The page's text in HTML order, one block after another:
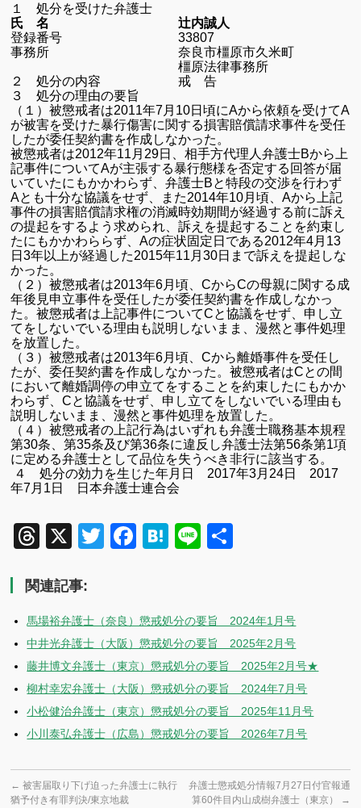
１ 処分を受けた弁護士
氏 名 辻内誠人
登録番号 33807
事務所 奈良市橿原市久米町
橿原法律事務所
２ 処分の内容 戒 告
３ 処分の理由の要旨
（１）被懲戒者は2011年7月10日頃にAから依頼を受けてA
が被害を受けた暴行傷害に関する損害賠償請求事件を受任
したが委任契約書を作成しなかった。
被懲戒者は2012年11月29日、相手方代理人弁護士Bから上
記事件についてAが主張する暴行態様を否定する回答が届
いていたにもかかわらず、弁護士Bと特段の交渉を行わず
Aとも十分な協議をせず、また2014年10月頃、Aから上記
事件の損害賠償請求権の消滅時効期間が経過する前に訴え
の提起をするよう求められ、訴えを提起することを約束し
たにもかかわららず、Aの症状固定日である2012年4月13
日3年以上が経過した2015年11月30日まで訴えを提起しな
かった。
（２）被懲戒者は2013年6月頃、CからCの母親に関する成
年後見申立事件を受任したが委任契約書を作成しなかっ
た。被懲戒者は上記事件についてCと協議をせず、申し立
てをしないでいる理由も説明しないまま、漫然と事件処理
を放置した。
（３）被懲戒者は2013年6月頃、Cから離婚事件を受任し
たが、委任契約書を作成しなかった。被懲戒者はCとの間
において離婚調停の申立てをすることを約束したにもかか
わらず、Cと協議をせず、申し立てをしないでいる理由も
説明しないまま、漫然と事件処理を放置した。
（４）被懲戒者の上記行為はいずれも弁護士職務基本規程
第30条、第35条及び第36条に違反し弁護士法第56条第1項
に定める弁護士として品位を失うべき非行に該当する。
４ 処分の効力を生じた年月日 2017年3月24日 2017
年7月 1 日 日本弁護士連合会
Threads
X Twitter
Facebook
Hatena
Line
関連記事:
馬場裕弁護士（奈良）懲戒処分の要旨 2024年1月号
中井光弁護士（大阪）懲戒処分の要旨 2025年2月号
藤井博文弁護士（東京）懲戒処分の要旨 2025年2月号★
柳村幸宏弁護士（大阪）懲戒処分の要旨 2024年7月号
小松健治弁護士（東京）懲戒処分の要旨 2025年11月号
小川泰弘弁護士（広島）懲戒処分の要旨 2026年7月号
← 被害届取り下げ迫った弁護士に執行
猶予付き有罪判決/東京地裁
弁護士懲戒処分情報7月27日付官報通
算60件目内山成樹弁護士（東京）
→